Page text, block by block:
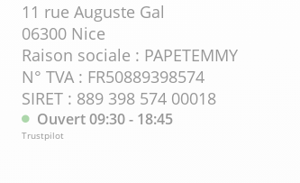
11 rue Auguste Gal
06300 Nice
Raison sociale : PAPETEMMY
N° TVA : FR50889398574
SIRET : 889 398 574 00018
Ouvert 09:30 - 18:45
Trustpilot